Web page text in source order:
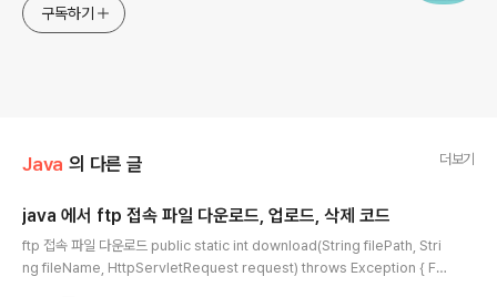
구독하기
Java 의 다른 글 더보기
java 에서 ftp 접속 파일 다운로드, 업로드, 삭제 코드
ftp 접속 파일 다운로드 public static int download(String filePath, Stri
ng fileName, HttpServletRequest request) throws Exception { FT